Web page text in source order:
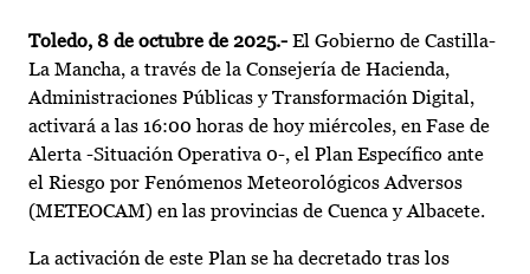
Toledo, 8 de octubre de 2025.- El Gobierno de Castilla-
La Mancha, a través de la Consejería de Hacienda,
Administraciones Públicas y Transformación Digital,
activará a las 16:00 horas de hoy miércoles, en Fase de
Alerta -Situación Operativa 0-, el Plan Específico ante
el Riesgo por Fenómenos Meteorológicos Adversos
(METEOCAM) en las provincias de Cuenca y Albacete.
La activación de este Plan se ha decretado tras los